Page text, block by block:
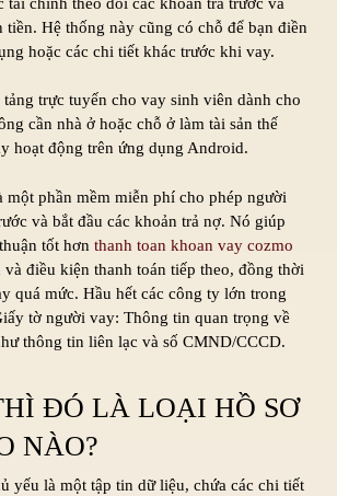
tiền. Hệ thống này cũng có chỗ để bạn điền
hoặc các chi tiết khác trước khi vay.
tảng trực tuyến cho vay sinh viên dành cho
cần nhà ở hoặc chỗ ở làm tài sản thế
hoạt động trên ứng dụng Android.
một phần mềm miễn phí cho phép người
và bắt đầu các khoản trả nợ. Nó giúp
tốt hơn thanh toan khoan vay cozmo
và điều kiện thanh toán tiếp theo, đồng thời
quá mức. Hầu hết các công ty lớn trong
tờ người vay: Thông tin quan trọng về
thông tin liên lạc và số CMND/CCCD.
ĐÓ LÀ LOẠI HỒ SƠ
NÀO?
yếu là một tập tin dữ liệu, chứa các chi tiết